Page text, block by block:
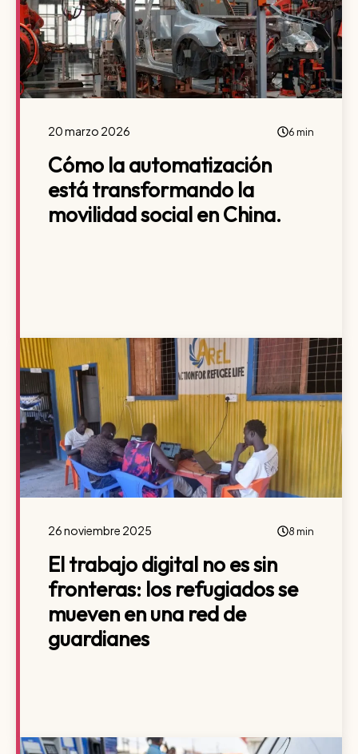
20 marzo 2026 6 min
Cómo la automatización
está transformando la
movilidad social en China.
26 noviembre 2025 8 min
El trabajo digital no es sin
fronteras: los refugiados se
mueven en una red de
guardianes